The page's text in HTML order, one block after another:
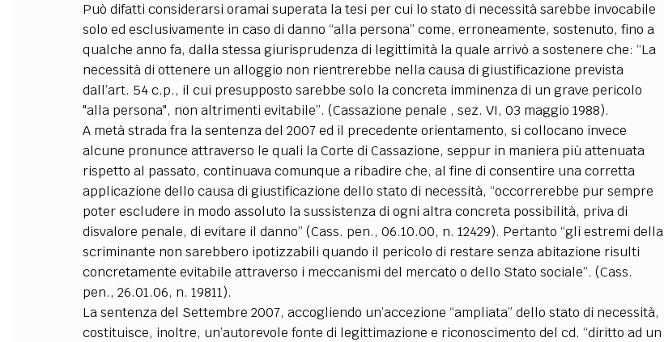
Può difatti considerarsi oramai superata la tesi per cui lo stato di necessità sarebbe invocabile
solo ed esclusivamente in caso di danno “alla persona” come, erroneamente, sostenuto, fino a
qualche anno fa, dalla stessa giurisprudenza di legittimità la quale arrivò a sostenere che: “La
necessità di ottenere un alloggio non rientrerebbe nella causa di giustificazione prevista
dall’art. 54 c.p., il cui presupposto sarebbe solo la concreta imminenza di un grave pericolo
"alla persona", non altrimenti evitabile”. (Cassazione penale , sez. VI, 03 maggio 1988).
A metà strada fra la sentenza del 2007 ed il precedente orientamento, si collocano invece
alcune pronunce attraverso le quali la Corte di Cassazione, seppur in maniera più attenuata
rispetto al passato, continuava comunque a ribadire che, al fine di consentire una corretta
applicazione dello causa di giustificazione dello stato di necessità, “occorrerebbe pur sempre
poter escludere in modo assoluto la sussistenza di ogni altra concreta possibilità, priva di
disvalore penale, di evitare il danno” (Cass. pen., 06.10.00, n. 12429). Pertanto “gli estremi della
scriminante non sarebbero ipotizzabili quando il pericolo di restare senza abitazione risulti
concretamente evitabile attraverso i meccanismi del mercato o dello Stato sociale”. (Cass.
pen., 26.01.06, n. 19811).
La sentenza del Settembre 2007, accogliendo un’accezione “ampliata” dello stato di necessità,
costituisce, inoltre, un’autorevole fonte di legittimazione e riconoscimento del cd. “diritto ad un